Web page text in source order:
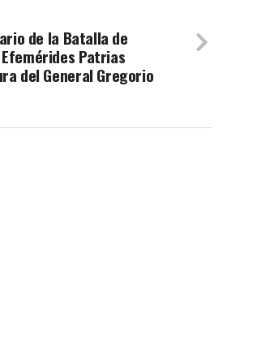
de la Batalla de
Patrias
del General Gregorio